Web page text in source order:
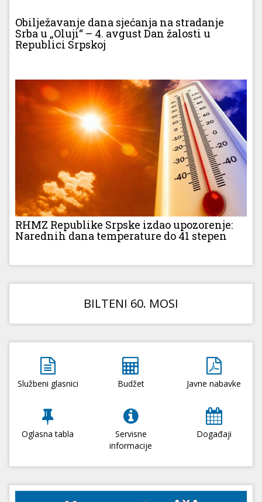
Obilježavanje dana sjećanja na stradanje
Srba u „Oluji“ – 4. avgust Dan žalosti u
Republici Srpskoj
RHMZ Republike Srpske izdao upozorenje:
Narednih dana temperature do 41 stepen
BILTENI 60. MOSI
Službeni glasnici Budžet Javne nabavke
Oglasna tabla
Servisne
informacije
Događaji